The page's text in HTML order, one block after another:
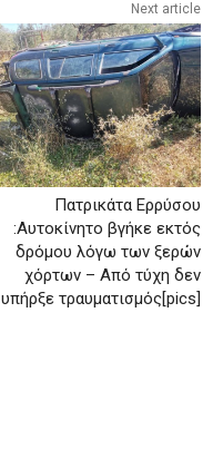
Next article
Πατρικάτα Ερρύσου
:Αυτοκίνητο βγήκε εκτός
δρόμου λόγω των ξερών
χόρτων – Από τύχη δεν
υπήρξε τραυματισμός[pics]